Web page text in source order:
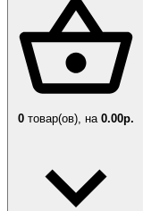
0 товар(ов), на 0.00р.